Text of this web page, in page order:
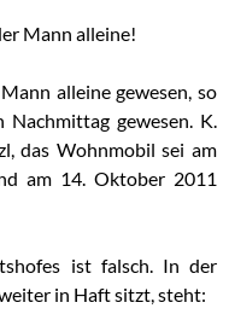
Mann alleine!
alleine gewesen, so
gewesen. K.
das Wohnmobil sei am
am 14. Oktober 2011
ist falsch. In der
in Haft sitzt, steht: